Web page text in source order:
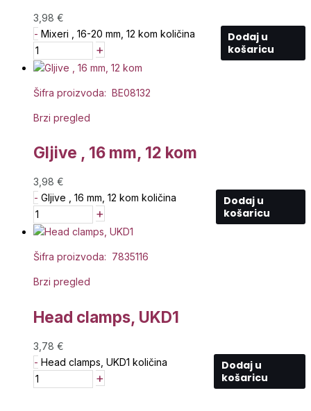
3,98 €
- Mixeri , 16-20 mm, 12 kom količina
+
Dodaj u
košaricu
Šifra proizvoda: BE08132
Brzi pregled
Gljive , 16 mm, 12 kom
3,98 €
- Gljive , 16 mm, 12 kom količina
+
Dodaj u
košaricu
Šifra proizvoda: 7835116
Brzi pregled
Head clamps, UKD1
3,78 €
- Head clamps, UKD1 količina
+
Dodaj u
košaricu